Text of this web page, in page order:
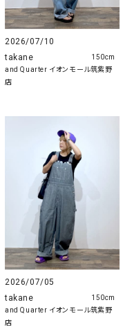
2026/07/10
takane
and Quarter イオンモール筑紫野
店
150cm
2026/07/05
takane
and Quarter イオンモール筑紫野
店
150cm